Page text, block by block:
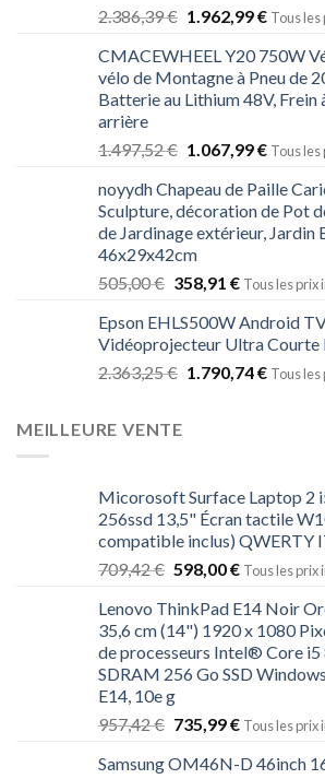
2.386,39€ 1.962,99€ Tous les
CMACEWHEEL Y20 750W
vélo de Montagne à Pneu de
Batterie au Lithium 48V, Frein
arrière
1.497,52€ 1.067,99€ Tous les
noyydh Chapeau de Paille
Sculpture, décoration de Pot
de Jardinage extérieur, Jardin
46x29x42cm
505,00€ 358,91 € Tous les prix
Epson EHLS500W Android
Vidéoprojecteur Ultra Courte
2.363,25€ 1.790,74€ Tous les
MEILLEURE VENTE
Micorosoft Surface Laptop 2
256ssd 13,5" Écran tactile
compatible inclus) QWERTY
709,42€ 598,00€ Tous les prix
Lenovo ThinkPad E14 Noir
35,6 cm (14") 1920 x 1080
de processeurs Intel® Core i5
SDRAM 256 Go SSD
E14, 10e g
957,42€ 735,99€ Tous les prix
Samsung OM46N-D 46inch